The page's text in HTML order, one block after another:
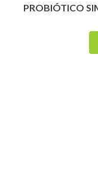
PROBIÓTICO